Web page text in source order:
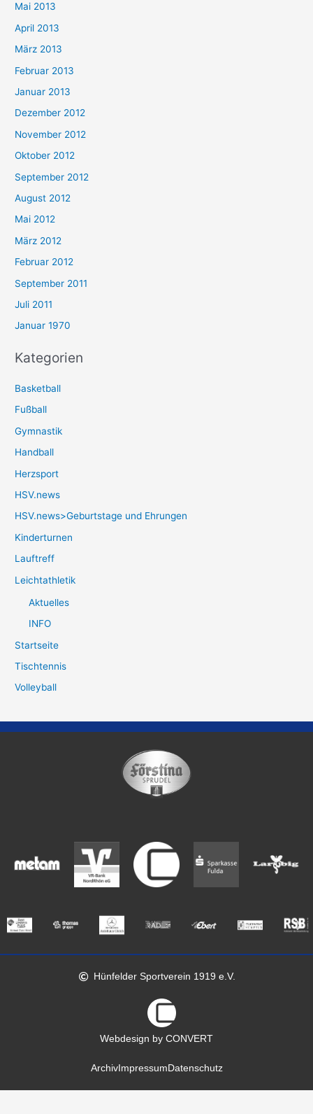
Mai 2013
April 2013
März 2013
Februar 2013
Januar 2013
Dezember 2012
November 2012
Oktober 2012
September 2012
August 2012
Mai 2012
März 2012
Februar 2012
September 2011
Juli 2011
Januar 1970
Kategorien
Basketball
Fußball
Gymnastik
Handball
Herzsport
HSV.news
HSV.news>Geburtstage und Ehrungen
Kinderturnen
Lauftreff
Leichtathletik
Aktuelles
INFO
Startseite
Tischtennis
Volleyball
Hünfelder Sportverein 1919 e.V.
Webdesign by CONVERT
ArchivImpressumDatenschutz